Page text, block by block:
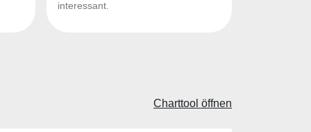
interessant.
Charttool öffnen